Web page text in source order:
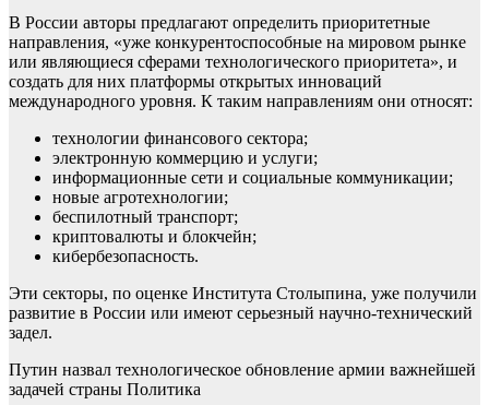
В России авторы предлагают определить приоритетные
направления, «уже конкурентоспособные на мировом рынке
или являющиеся сферами технологического приоритета», и
создать для них платформы открытых инноваций
международного уровня. К таким направлениям они относят:
технологии финансового сектора;
электронную коммерцию и услуги;
информационные сети и социальные коммуникации;
новые агротехнологии;
беспилотный транспорт;
криптовалюты и блокчейн;
кибербезопасность.
Эти секторы, по оценке Института Столыпина, уже получили
развитие в России или имеют серьезный научно-технический
задел.
Путин назвал технологическое обновление армии важнейшей
задачей страны Политика